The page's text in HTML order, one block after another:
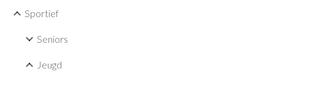
Sportief
Seniors
Jeugd